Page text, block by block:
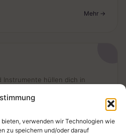
bieten, verwenden wir Technologien wie
zu speichern und/oder darauf
Mehr
Instrumente hüllen dich in
Bad für die Seele.
Mehr